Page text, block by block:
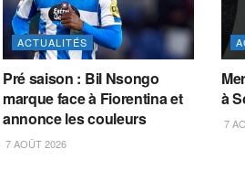
ACTUALITÉS
Pré saison : Bil Nsongo
marque face à Fiorentina et
annonce les couleurs
7 AOÛT 2026
à
7